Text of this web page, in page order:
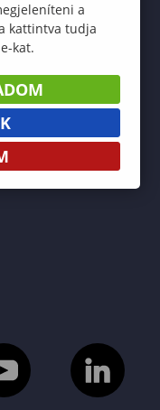
a
kattintva tudja
kat.